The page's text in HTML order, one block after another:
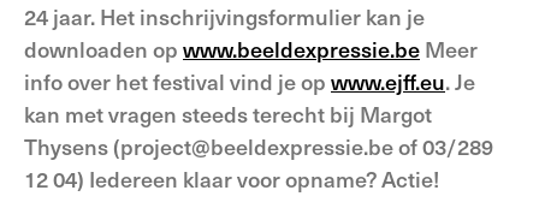
24 jaar. Het inschrijvingsformulier kan je
downloaden op www.beeldexpressie.be Meer
info over het festival vind je op www.ejff.eu. Je
kan met vragen steeds terecht bij Margot
Thysens (project@beeldexpressie.be of 03/289
12 04) Iedereen klaar voor opname? Actie!